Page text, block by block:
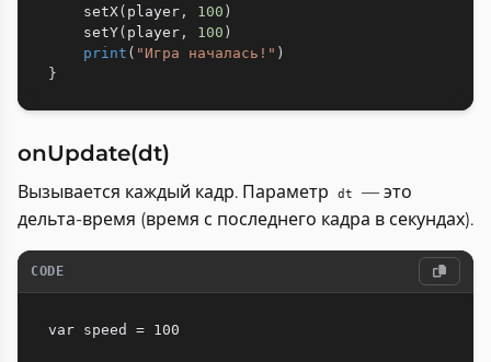
    setX
( player , 100 )
    setY
( player , 100 )
print ( "Игра началась!" )
}
onUpdate(dt)
Вызывается каждый кадр. Параметр dt
— это
дельта-время (время с последнего кадра в секундах).
CODE
var speed = 100